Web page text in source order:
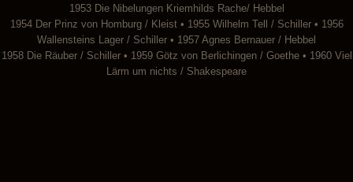
1953 Die Nibelungen Kriemhilds Rache/ Hebbel
1954 Der Prinz von Homburg / Kleist • 1955 Wilhelm Tell / Schiller • 1956
Wallensteins Lager / Schiller • 1957 Agnes Bernauer / Hebbel
1958 Die Räuber / Schiller • 1959 Götz von Berlichingen / Goethe • 1960 Viel
Lärm um nichts / Shakespeare